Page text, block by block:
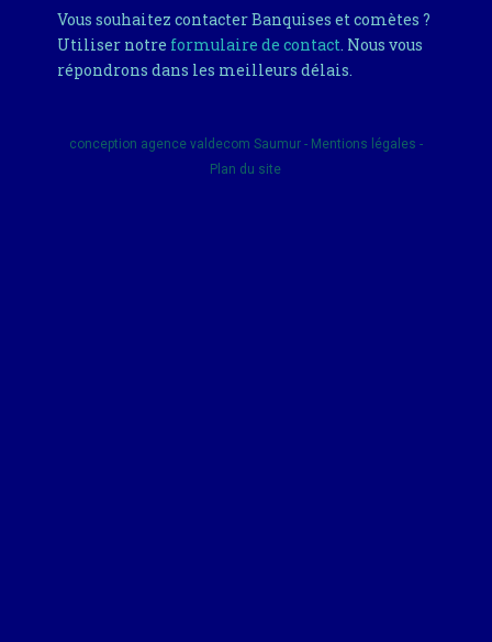
Vous souhaitez contacter Banquises et comètes ?
Utiliser notre formulaire de contact. Nous vous
répondrons dans les meilleurs délais.
conception agence valdecom Saumur - Mentions légales -
Plan du site